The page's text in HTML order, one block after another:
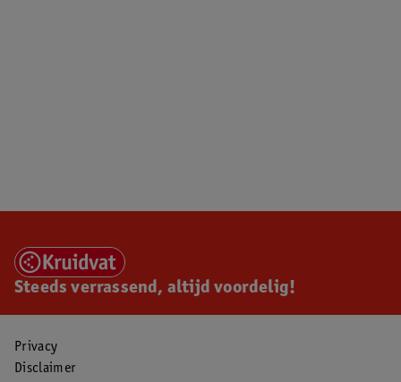
Steeds verrassend, altijd voordelig!
Privacy
Disclaimer